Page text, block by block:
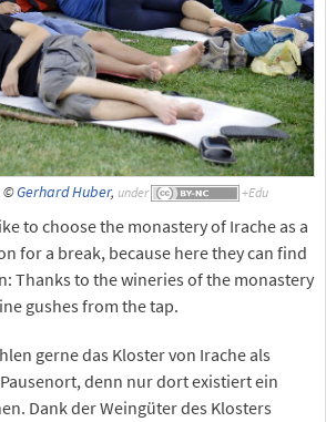
©Gerhard Huber, under
to choose the monastery of Irache as a
for a break, because here they can find
Thanks to the wineries of the monastery
gushes from the tap.
gerne das Kloster von Irache als
denn nur dort existiert ein
Dank der Weingüter des Klosters